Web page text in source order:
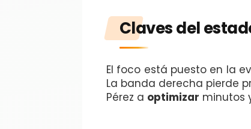
Claves del
El foco está puesto en la
La banda derecha pierde
Pérez a optimizar minutos